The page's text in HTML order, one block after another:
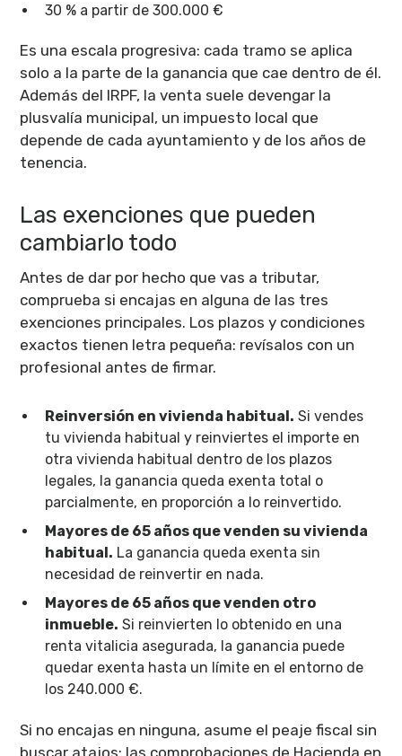
30 % a partir de 300.000 €
Es una escala progresiva: cada tramo se aplica
solo a la parte de la ganancia que cae dentro de él.
Además del IRPF, la venta suele devengar la
plusvalía municipal, un impuesto local que
depende de cada ayuntamiento y de los años de
tenencia.
Las exenciones que pueden
cambiarlo todo
Antes de dar por hecho que vas a tributar,
comprueba si encajas en alguna de las tres
exenciones principales. Los plazos y condiciones
exactos tienen letra pequeña: revísalos con un
profesional antes de firmar.
Reinversión en vivienda habitual. Si vendes
tu vivienda habitual y reinviertes el importe en
otra vivienda habitual dentro de los plazos
legales, la ganancia queda exenta total o
parcialmente, en proporción a lo reinvertido.
Mayores de 65 años que venden su vivienda
habitual. La ganancia queda exenta sin
necesidad de reinvertir en nada.
Mayores de 65 años que venden otro
inmueble. Si reinvierten lo obtenido en una
renta vitalicia asegurada, la ganancia puede
quedar exenta hasta un límite en el entorno de
los 240.000 €.
Si no encajas en ninguna, asume el peaje fiscal sin
buscar atajos: las comprobaciones de Hacienda en